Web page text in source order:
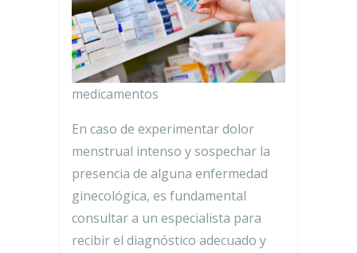
medicamentos
En caso de experimentar dolor
menstrual intenso y sospechar la
presencia de alguna enfermedad
ginecológica, es fundamental
consultar a un especialista para
recibir el diagnóstico adecuado y